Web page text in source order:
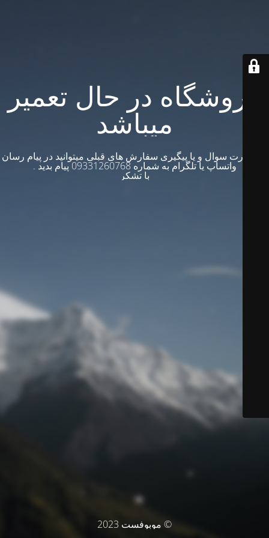
فروشگاه در حال تعمیر
میباشد
در صورت سوال و یا پیگیری سفارش های قبلی میتوانید در پیام رسان
واتساپ یا تلگرام به شماره 09331260768 پیام بدید .
با تشکر
© موبوفست 2023